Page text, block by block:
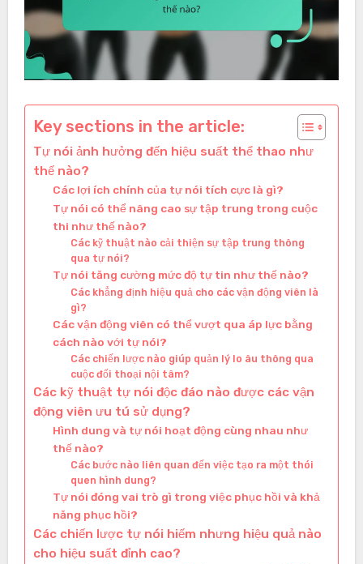
Key sections in the article:
Tự nói ảnh hưởng đến hiệu suất thể thao như
thế nào?
Các lợi ích chính của tự nói tích cực là gì?
Tự nói có thể nâng cao sự tập trung trong cuộc
thi như thế nào?
Các kỹ thuật nào cải thiện sự tập trung thông
qua tự nói?
Tự nói tăng cường mức độ tự tin như thế nào?
Các khẳng định hiệu quả cho các vận động viên là
gì?
Các vận động viên có thể vượt qua áp lực bằng
cách nào với tự nói?
Các chiến lược nào giúp quản lý lo âu thông qua
cuộc đối thoại nội tâm?
Các kỹ thuật tự nói độc đáo nào được các vận
động viên ưu tú sử dụng?
Hình dung và tự nói hoạt động cùng nhau như
thế nào?
Các bước nào liên quan đến việc tạo ra một thói
quen hình dung?
Tự nói đóng vai trò gì trong việc phục hồi và khả
năng phục hồi?
Các chiến lược tự nói hiếm nhưng hiệu quả nào
cho hiệu suất đỉnh cao?